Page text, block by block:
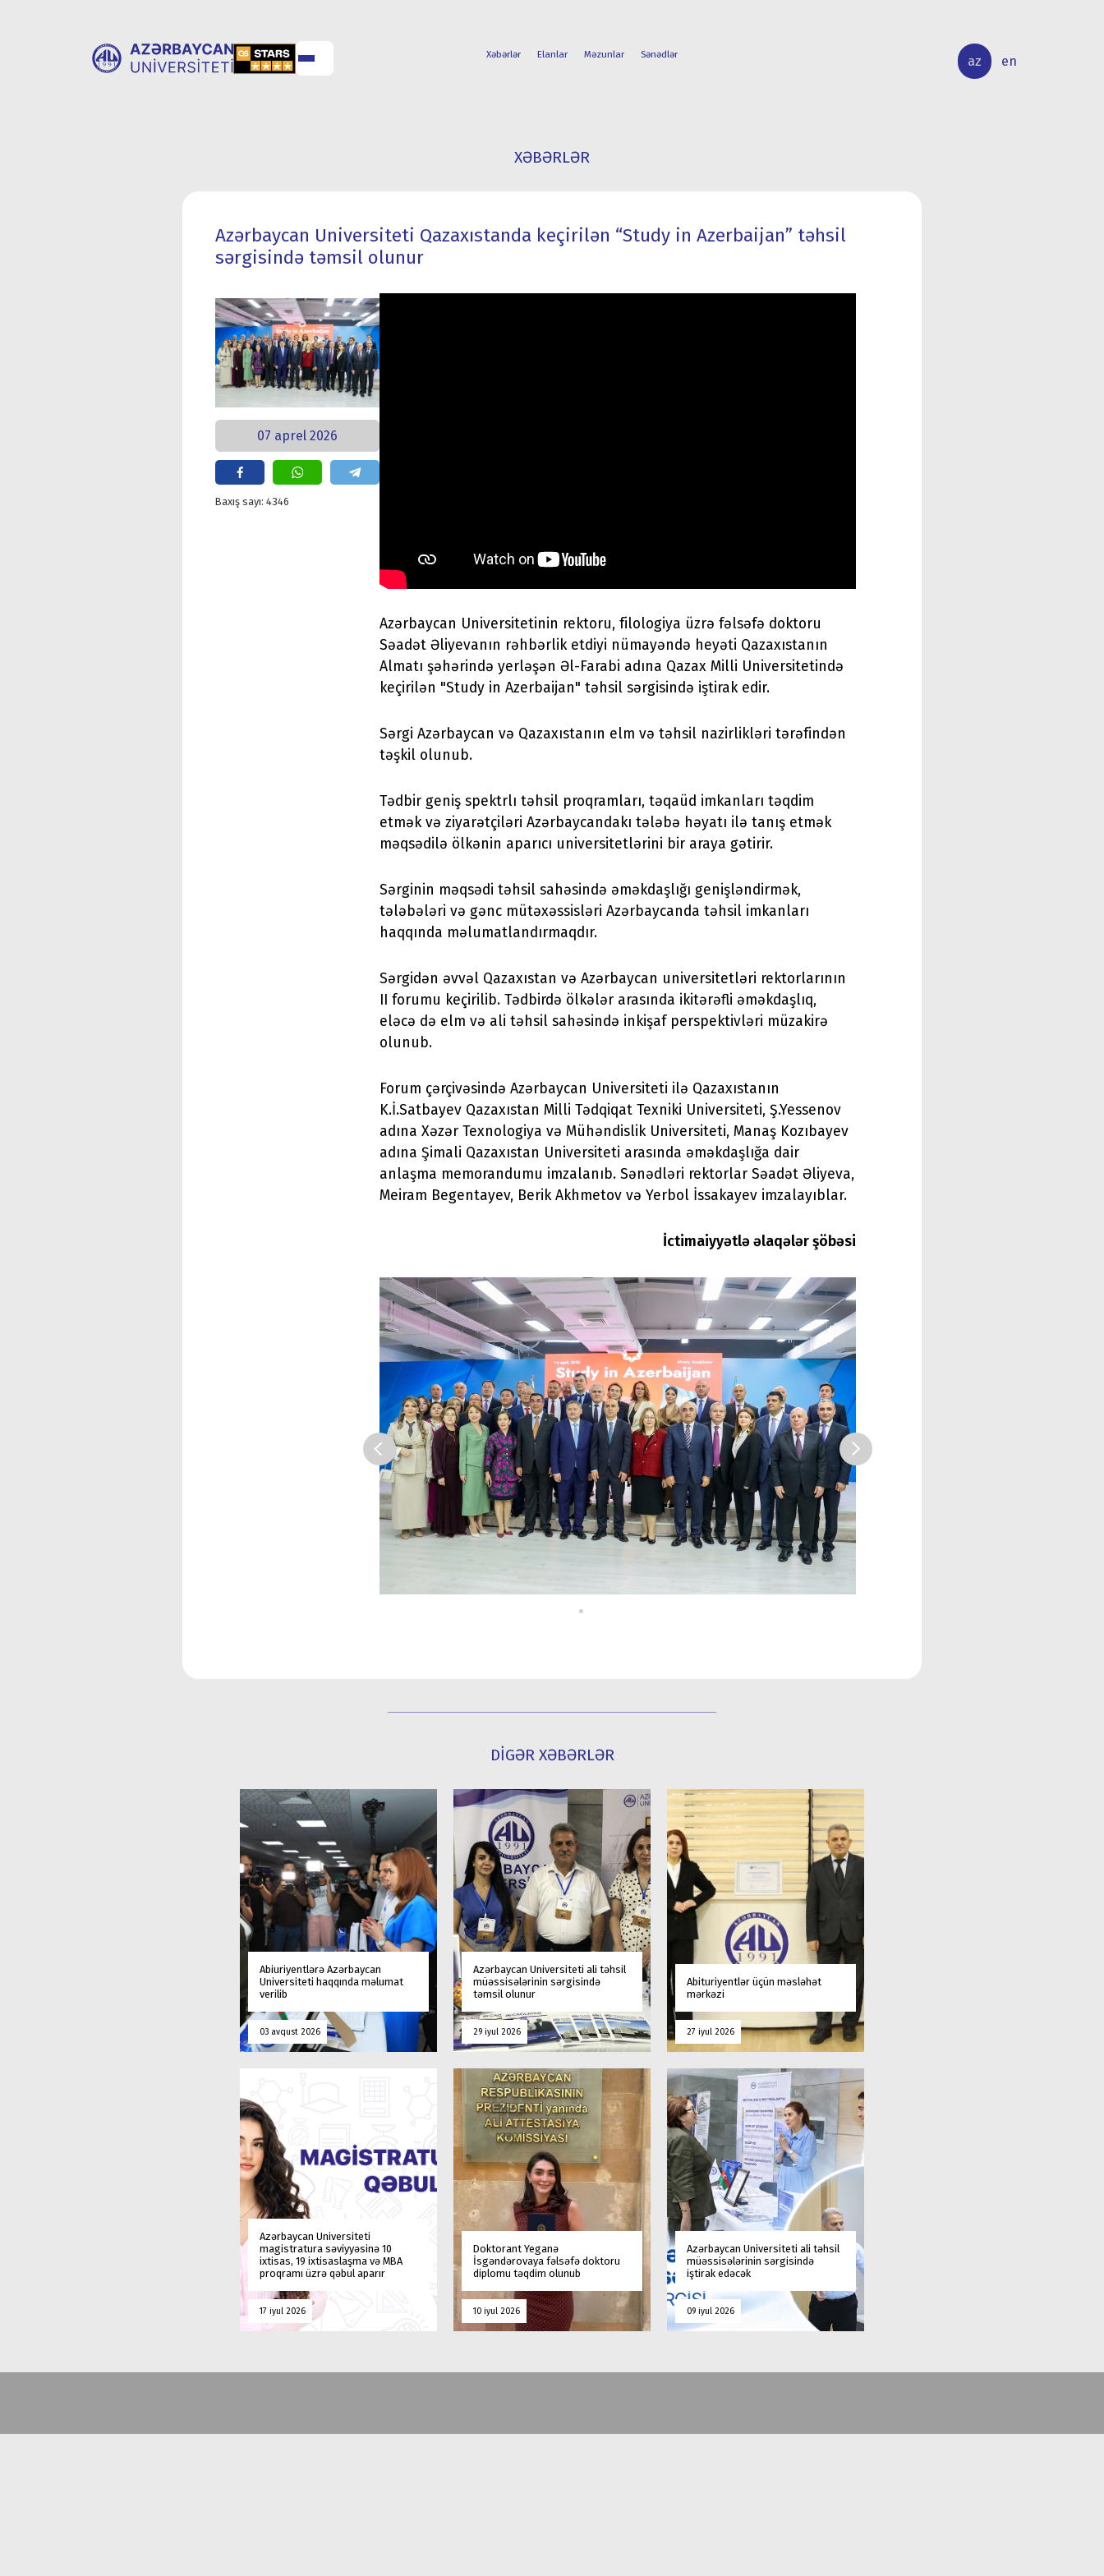
Xəbərlər Elanlar Məzunlar Sənədlər az en
XƏBƏRLƏR
Azərbaycan Universiteti Qazaxıstanda keçirilən “Study in Azerbaijan” təhsil
sərgisində təmsil olunur
07 aprel 2026
Baxış sayı: 4346
Azərbaycan Universitetinin rektoru, filologiya üzrə fəlsəfə doktoru
Səadət Əliyevanın rəhbərlik etdiyi nümayəndə heyəti Qazaxıstanın
Almatı şəhərində yerləşən Əl-Farabi adına Qazax Milli Universitetində
keçirilən "Study in Azerbaijan" təhsil sərgisində iştirak edir.
Sərgi Azərbaycan və Qazaxıstanın elm və təhsil nazirlikləri tərəfindən
təşkil olunub.
Tədbir geniş spektrlı təhsil proqramları, təqaüd imkanları təqdim
etmək və ziyarətçiləri Azərbaycandakı tələbə həyatı ilə tanış etmək
məqsədilə ölkənin aparıcı universitetlərini bir araya gətirir.
Sərginin məqsədi təhsil sahəsində əməkdaşlığı genişləndirmək,
tələbələri və gənc mütəxəssisləri Azərbaycanda təhsil imkanları
haqqında məlumatlandırmaqdır.
Sərgidən əvvəl Qazaxıstan və Azərbaycan universitetləri rektorlarının
II forumu keçirilib. Tədbirdə ölkələr arasında ikitərəfli əməkdaşlıq,
eləcə də elm və ali təhsil sahəsində inkişaf perspektivləri müzakirə
olunub.
Forum çərçivəsində Azərbaycan Universiteti ilə Qazaxıstanın
K.İ.Satbayev Qazaxıstan Milli Tədqiqat Texniki Universiteti, Ş.Yessenov
adına Xəzər Texnologiya və Mühəndislik Universiteti, Manaş Kozıbayev
adına Şimali Qazaxıstan Universiteti arasında əməkdaşlığa dair
anlaşma memorandumu imzalanıb. Sənədləri rektorlar Səadət Əliyeva,
Meiram Begentayev, Berik Akhmetov və Yerbol İssakayev imzalayıblar.
İctimaiyyətlə əlaqələr şöbəsi
DİGƏR XƏBƏRLƏR
Abiuriyentlərə Azərbaycan
Universiteti haqqında məlumat
verilib
03 avqust 2026
Azərbaycan Universiteti ali təhsil
müəssisələrinin sərgisində
təmsil olunur
29 iyul 2026
Abituriyentlər üçün məsləhət
mərkəzi
27 iyul 2026
Azərbaycan Universiteti
magistratura səviyyəsinə 10
ixtisas, 19 ixtisaslaşma və MBA
proqramı üzrə qəbul aparır
17 iyul 2026
Doktorant Yeganə
İsgəndərovaya fəlsəfə doktoru
diplomu təqdim olunub
10 iyul 2026
Azərbaycan Universiteti ali təhsil
müəssisələrinin sərgisində
iştirak edəcək
09 iyul 2026